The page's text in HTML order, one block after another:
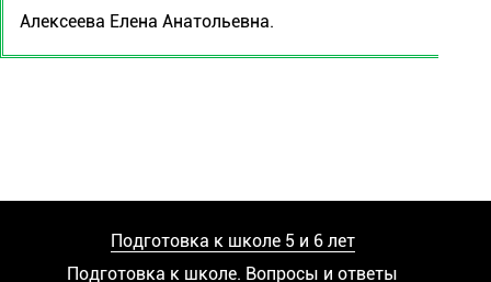
Алексеева Елена Анатольевна.
Подготовка к школе 5 и 6 лет
Подготовка к школе. Вопросы и ответы